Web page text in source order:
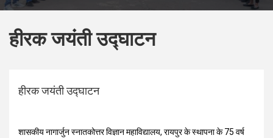
हीरक जयंती उद्घाटन
हीरक जयंती उद्घाटन
शासकीय नागार्जुन स्नातकोत्तर विज्ञान महाविद्यालय, रायपुर के स्थापना के 75 वर्ष